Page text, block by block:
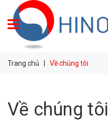
Trang chủ Về chúng tôi
Về chúng tôi